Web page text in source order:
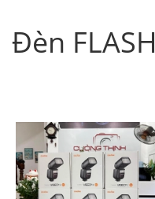
Đèn FLASH